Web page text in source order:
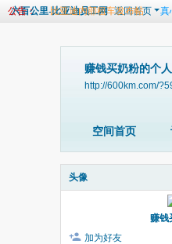
六百公里-比亚迪员工网 返回首页
赚钱买奶粉的个
http://600km.com/
空间首页
头像
赚钱
加为好友
公告： 比亚迪内部租车发布帖 真